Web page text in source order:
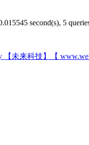
second(s), 5
【未来科技】【